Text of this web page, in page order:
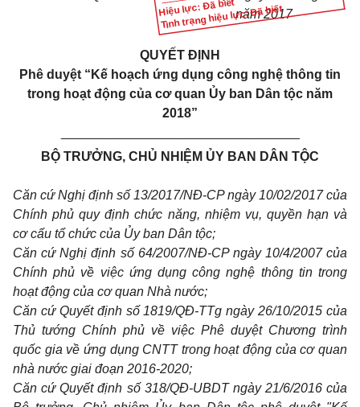
Hiệu lực: Đã biết
Tình trạng hiệu lực: Đã biết
năm 2017
QUYẾT ĐỊNH
P hê duyệt “ Kế hoạch ứng dụng công nghệ thông tin
trong hoạt động của cơ quan Ủy ban Dân tộc năm
2018”
BỘ TRƯỞNG, CHỦ NHIỆM ỦY BAN DÂN TỘC
Căn cứ Nghị định số 13/2017/NĐ-CP ngày 10/02/2017 của
Chính phủ quy định chức năng, nhiệm vụ, quyền hạn và
cơ cấu tổ chức của Ủy ban Dân tộc;
Căn cứ Nghị định số 64/2007/NĐ-CP ngày 10/4/2007 của
Chính phủ về việc ứng dụng công nghệ thông tin trong
hoạt động của cơ quan Nhà nước;
Căn cứ Quyết định số 1819/QĐ-TTg ngày 26/10/2015 của
Thủ tướng Chính phủ về việc Phê duyệt Chương trình
quốc gia về ứng dụng CNTT trong hoạt động của cơ quan
nhà nước giai đoạn 2016-2020;
Căn cứ Quyết định số 318/QĐ-UBDT ngày 21/6/2016 của